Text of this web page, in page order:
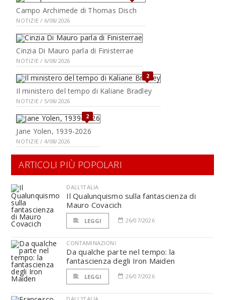
Campo Archimede di Thomas Disch
NOTIZIE / 6/08/2026
Cinzia Di Mauro parla di Finisterrae
NOTIZIE / 6/08/2026
2
Il ministero del tempo di Kaliane Bradley
NOTIZIE / 5/08/2026
2
Jane Yolen, 1939-2026
NOTIZIE / 4/08/2026
ARTICOLI PIÙ POPOLARI
DALL'ITALIA
Il Qualunquismo sulla fantascienza di
Mauro Covacich
LEGGI 26/07/2026
CONTAMINAZIONI
Da qualche parte nel tempo: la
fantascienza degli Iron Maiden
LEGGI 26/07/2026